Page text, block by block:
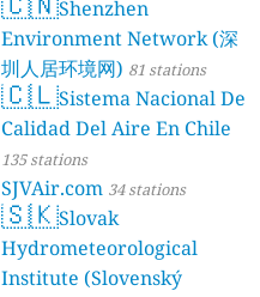
Shenzhen
Environment Network (深
圳人居环境网) 81 stations
🇨🇱Sistema Nacional De
Calidad Del Aire En Chile
135 stations
SJVAir.com 34 stations
🇸🇰Slovak
Hydrometeorological
Institute (Slovenský